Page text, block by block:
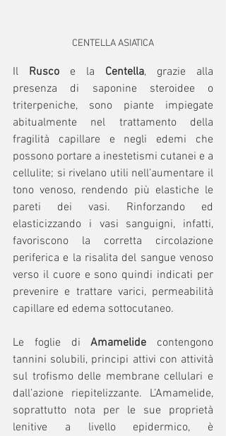
CENTELLA ASIATICA
Il Rusco e la Centella, grazie alla
presenza di saponine steroidee o
triterpeniche, sono piante impiegate
abitualmente nel trattamento della
fragilità capillare e negli edemi che
possono portare a inestetismi cutanei e a
cellulite; si rivelano utili nell’aumentare il
tono venoso, rendendo più elastiche le
pareti dei vasi. Rinforzando ed
elasticizzando i vasi sanguigni, infatti,
favoriscono la corretta circolazione
periferica e la risalita del sangue venoso
verso il cuore e sono quindi indicati per
prevenire e trattare varici, permeabilità
capillare ed edema sottocutaneo.
Le foglie di Amamelide contengono
tannini solubili, principi attivi con attività
sul trofismo delle membrane cellulari e
dall’azione riepitelizzante. L’Amamelide,
soprattutto nota per le sue proprietà
lenitive a livello epidermico, è